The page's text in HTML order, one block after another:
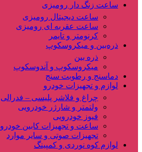
ساعت زنگ دار رومیزی
ساعت دیجیتال رومیزی
ساعت عقربه ای رومیزی
کرنومتر و تایمر
ذره‌بین و میکروسکوپ
ذره بین
میکروسکوپ و آندوسکوپ
دماسنج و رطوبت سنج
لوازم و تجهیزات خودرو
چراغ و فلاشر پلیسی – فدرالی
ولتمتر و شارژر خودرویی
فیوز خودرویی
ساعت و تجهیزات کابین خودرو
تجهیزات صوتی و سایر موارد
لوازم کوه نوردی و کمپینگ